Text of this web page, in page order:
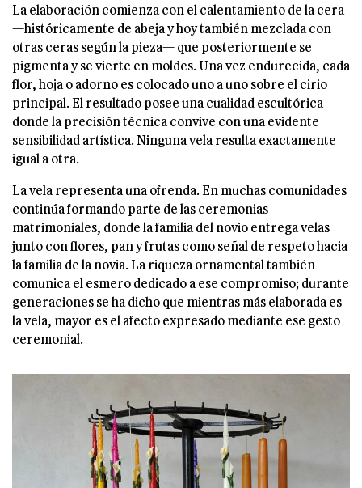
La elaboración comienza con el calentamiento de la cera
—históricamente de abeja y hoy también mezclada con
otras ceras según la pieza— que posteriormente se
pigmenta y se vierte en moldes. Una vez endurecida, cada
flor, hoja o adorno es colocado uno a uno sobre el cirio
principal. El resultado posee una cualidad escultórica
donde la precisión técnica convive con una evidente
sensibilidad artística. Ninguna vela resulta exactamente
igual a otra.
La vela representa una ofrenda. En muchas comunidades
continúa formando parte de las ceremonias
matrimoniales, donde la familia del novio entrega velas
junto con flores, pan y frutas como señal de respeto hacia
la familia de la novia. La riqueza ornamental también
comunica el esmero dedicado a ese compromiso; durante
generaciones se ha dicho que mientras más elaborada es
la vela, mayor es el afecto expresado mediante ese gesto
ceremonial.